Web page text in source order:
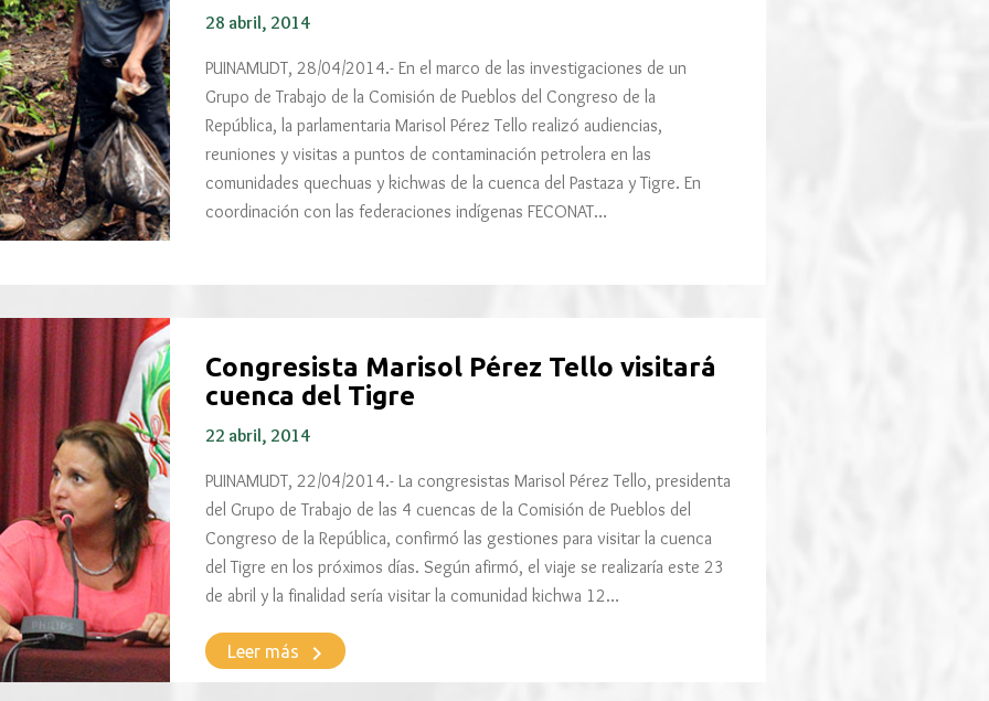
28 abril, 2014
PUINAMUDT, 28/04/2014.- En el marco de las investigaciones de un
Grupo de Trabajo de la Comisión de Pueblos del Congreso de la
República, la parlamentaria Marisol Pérez Tello realizó audiencias,
reuniones y visitas a puntos de contaminación petrolera en las
comunidades quechuas y kichwas de la cuenca del Pastaza y Tigre. En
coordinación con las federaciones indígenas FECONAT…
Congresista Marisol Pérez Tello visitará
cuenca del Tigre
22 abril, 2014
PUINAMUDT, 22/04/2014.- La congresistas Marisol Pérez Tello, presidenta
del Grupo de Trabajo de las 4 cuencas de la Comisión de Pueblos del
Congreso de la República, confirmó las gestiones para visitar la cuenca
del Tigre en los próximos días. Según afirmó, el viaje se realizaría este 23
de abril y la finalidad sería visitar la comunidad kichwa 12…
Leer más keyboard_arrow_right